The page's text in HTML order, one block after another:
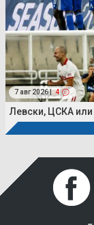
7 авг 2026 | 4
Левски, ЦСКА